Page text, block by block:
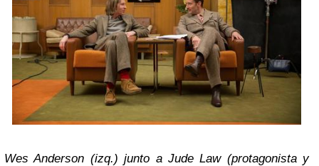
Wes Anderson (izq.) junto a Jude Law (protagonista y